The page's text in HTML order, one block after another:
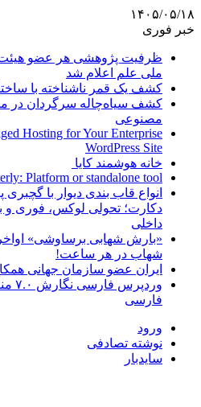
۱۴۰۵/۰۵/۱۸
خبر فوری
ظرفیت پژوهشی هر عضو
ملی علم اعلام شد
کشف یک قمر ناشناخته با
کشف سیاه‌چاله سرگردان در
مصنوعی
Hosting for Your Enterprise
WordPress Site
خانه هوشمند کایا
Platform or standalone tool?
انواع قاب بندی دیوار با
دکارت؛ تحولی لوکس، فوری و
داخلی
شهاب در هر ساعت!
ایران عضو سازمان جهانی
فارسی
ورود
نوشته تصادفی
سایدبار